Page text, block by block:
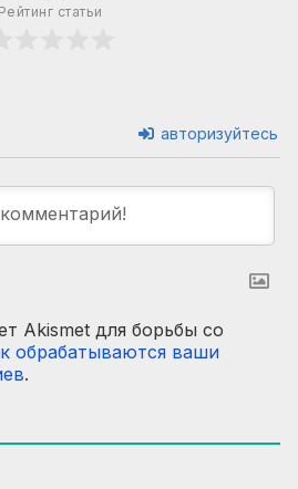
Рейтинг статьи
авторизуйтесь
Akismet для борьбы со
обрабатываются ваши
.